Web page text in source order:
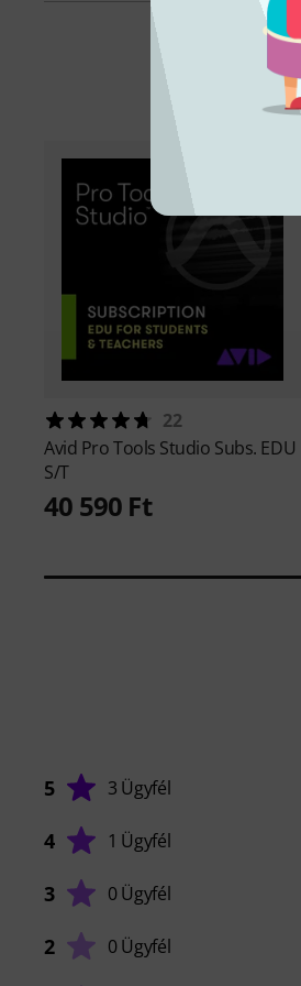
22
Avid Pro Tools Studio Subs. EDU
S/T
40 590 Ft
5 3 Ügyfél
4 1 Ügyfél
3 0 Ügyfél
2 0 Ügyfél